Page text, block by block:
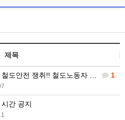
제목
1
동자 권역별 총력결의대회에 힘찬 연대바랍니다
간 공지